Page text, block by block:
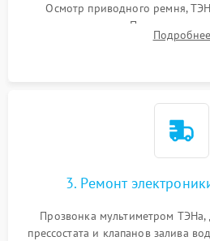
Осмотр приводного ремня,
амортизаторов. Проверка
крестовины на износ, аПодробнее
3. Ремонт
Прозвонка мультиметром ТЭНа,
прессостата и клапанов залива